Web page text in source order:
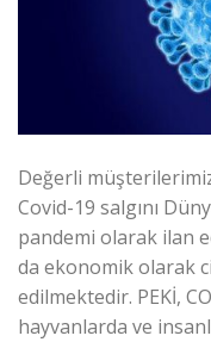
Değerli
Covid-19 salgını
pandemi olarak ilan
da ekonomik olarak
edilmektedir. PEKİ,
hayvanlarda ve